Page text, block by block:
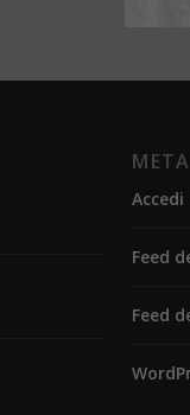
META
Accedi
Feed
Feed